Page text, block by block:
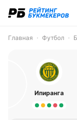
Главная Футбол
Ипиранга